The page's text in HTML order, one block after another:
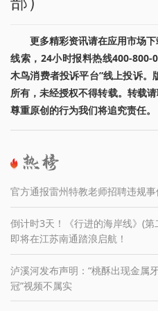
更多精彩资讯请在应用市场
线索，24小时报料热线400-800-
木鸟消费者投诉平台”线上投诉
所有，未经授权不得转载。转载
尊重原创的行为我们将追究责任。
官方通报雷州特教老师招聘违规
倒计时3天！《行进的海岸线》(第
即将在江苏南通踏浪启航！
泸溪河发布声明：“桃酥出现金属牙
冠”视频不属实